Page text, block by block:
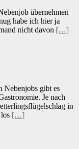
übernehmen
habe ich hier ja
nicht davon […]
Nebenjobs gibt es
Je nach
in
[…]